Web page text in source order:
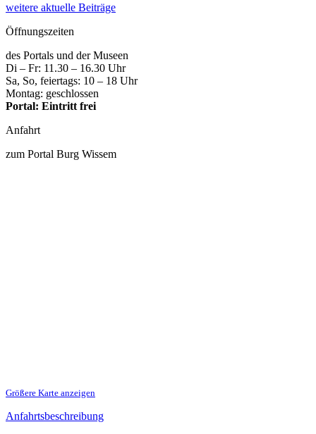
weitere aktuelle Beiträge
Öffnungszeiten
des Portals und der Museen
Di – Fr: 11.30 – 16.30 Uhr
Sa, So, feiertags: 10 – 18 Uhr
Montag: geschlossen
Portal: Eintritt frei
Anfahrt
zum Portal Burg Wissem
Größere Karte anzeigen
Anfahrtsbeschreibung